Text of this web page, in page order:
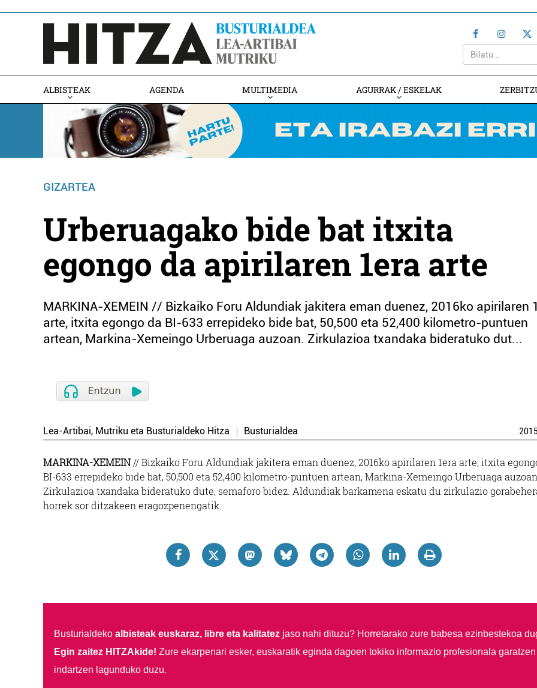
ALBISTEAK AGENDA MULTIMEDIA AGURRAK / ESKELAK
GIZARTEA
Urberuagako bide bat itxita
egongo da apirilaren 1era arte
MARKINA-XEMEIN // Bizkaiko Foru Aldundiak jakitera eman duenez, 2016ko apirilaren
arte, itxita egongo da BI-633 errepideko bide bat, 50,500 eta 52,400 kilometro-puntuen
artean, Markina-Xemeingo Urberuaga auzoan. Zirkulazioa txandaka bideratuko dut...
Lea-Artibai, Mutriku eta Busturialdeko Hitza Busturialdea 2015
MARKINA-XEMEIN// Bizkaiko Foru Aldundiak jakitera eman duenez, 2016ko apirilaren 1era arte, itxita
BI-633 errepideko bide bat, 50,500 eta 52,400 kilometro-puntuen artean, Markina-Xemeingo Urberuaga auzoan.
Zirkulazioa txandaka bideratuko dute, semaforo bidez. Aldundiak barkamena eskatu du zirkulazio
horrek sor ditzakeen eragozpenengatik.
Busturialdeko albisteak euskaraz, libre eta kalitatezjaso nahi dituzu? Horretarako zure babesa ezinbestekoa
Egin zaitez HITZAkide! Zure ekarpenari esker, euskaratik eginda dagoen tokiko informazio profesionala garatzen
indartzen lagunduko duzu.